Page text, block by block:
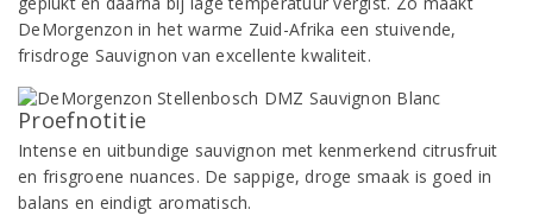
DeMorgenzon in het warme Zuid-Afrika een stuivende,
frisdroge Sauvignon van excellente kwaliteit.
Proefnotitie
Intense en uitbundige sauvignon met kenmerkend citrusfruit
en frisgroene nuances. De sappige, droge smaak is goed in
balans en eindigt aromatisch.